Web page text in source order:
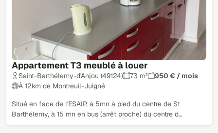
Appartement T3 meublé à louer
Saint-Barthélemy-d'Anjou (49124) 73 m²
950 € / mois
À 12km de Montreuil-Juigné
Situé en face de l'ESAIP, à 5mn à pied du centre de St
Barthélemy, à 15 mn en bus (arrêt proche) du centre d…